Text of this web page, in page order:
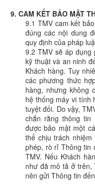
9. CAM KẾT BẢO MẬT
9.1 TMV cam kết
đúng các nội dung
quy định của pháp
9.2 TMV sẽ áp dụng
kỹ thuật và an ninh
Khách hàng. Tuy
các phương thức
hàng, nhưng không
hệ thống máy vi tính
tuyệt đối. Do vậy,
chắn rằng thông tin
được bảo mật một
thể chịu trách
phép, rò rỉ Thông tin
TMV. Nếu Khách
như đã mô tả ở trên,
nên gửi Thông tin